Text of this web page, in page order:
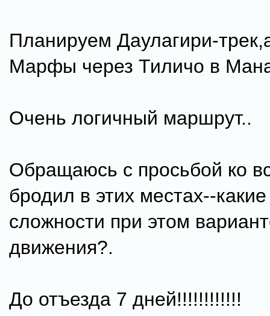
Планируем Даулагири-
Марфы через Тиличо в
Очень логичный маршрут..
Обращаюсь с просьбой ко
бродил в этих местах--
сложности при этом
движения?.
До отъезда 7 дней!!!!!!!!!!!!